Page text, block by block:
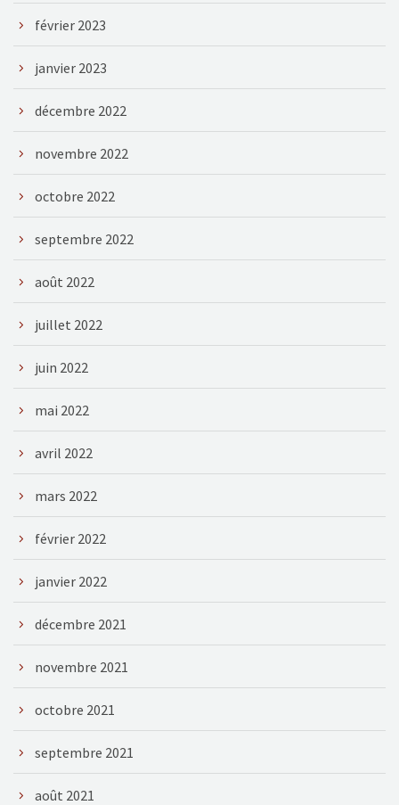
février 2023
janvier 2023
décembre 2022
novembre 2022
octobre 2022
septembre 2022
août 2022
juillet 2022
juin 2022
mai 2022
avril 2022
mars 2022
février 2022
janvier 2022
décembre 2021
novembre 2021
octobre 2021
septembre 2021
août 2021